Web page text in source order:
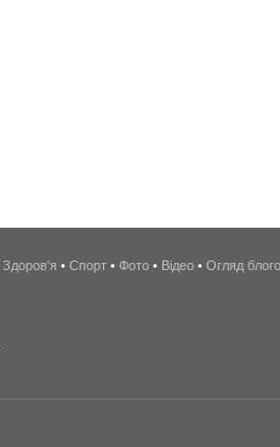
Здоров'я • Спорт • Фото • Відео • Огляд